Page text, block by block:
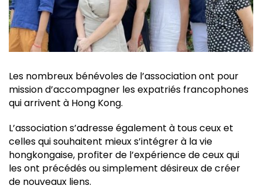
Les nombreux bénévoles de l’association ont pour
mission d’accompagner les expatriés francophones
qui arrivent à Hong Kong.
L’association s’adresse également à tous ceux et
celles qui souhaitent mieux s’intégrer à la vie
hongkongaise, profiter de l’expérience de ceux qui
les ont précédés ou simplement désireux de créer
de nouveaux liens.